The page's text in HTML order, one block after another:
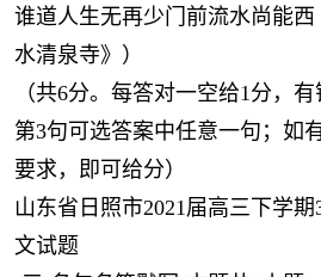
谁道人生无再少门前流水尚能西
水清泉寺》）
（共6分。每答对一空给1分，
第3句可选答案中任意一句；如
要求，即可给分）
山东省日照市2021届高三下学
文试题